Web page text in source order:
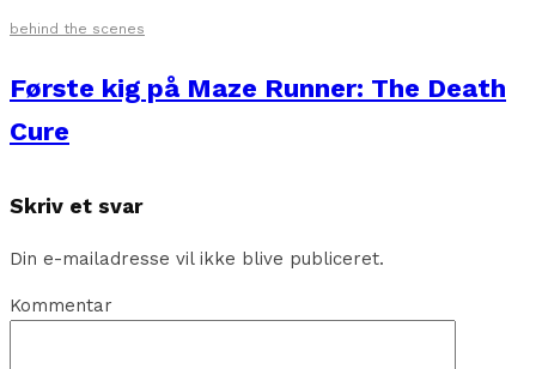
behind the scenes
Første kig på Maze Runner: The Death
Cure
Skriv et svar
Din e-mailadresse vil ikke blive publiceret.
Kommentar